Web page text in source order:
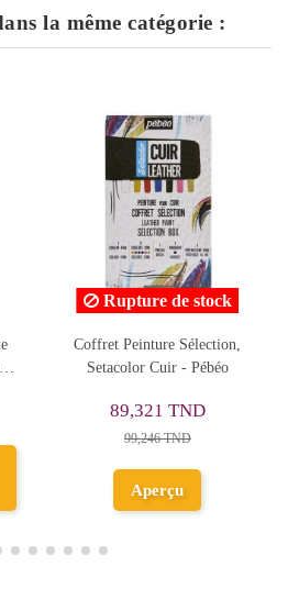
la même catégorie :
Set Setacolor 3D Colle Et
Poudres Pailletées PEBEO
Ajouter au